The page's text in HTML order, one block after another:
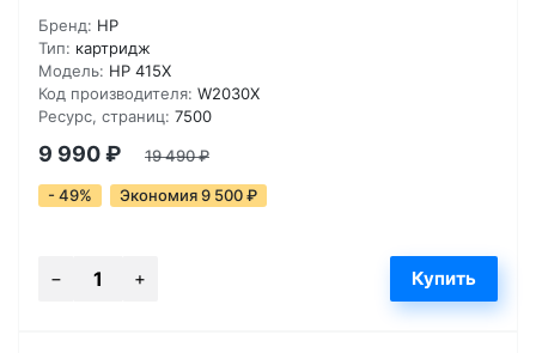
Бренд: HP
Тип: картридж
Модель: HP 415X
Код производителя: W2030X
Ресурс, страниц: 7500
9 990₽ 19 490₽
- 49% Экономия 9 500₽